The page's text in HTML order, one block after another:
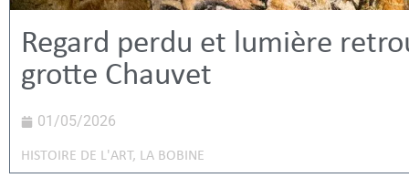
Regard perdu et lumière
grotte Chauvet
01/05/2026
HISTOIRE DE L'ART, LA BOBINE